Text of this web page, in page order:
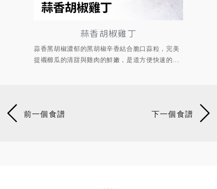
蒜香胡椒雞丁
蒜香黑胡椒濃郁的黑胡椒辛香結合脆口蒜粒，完美
提襯櫛瓜的清甜與雞肉的鮮嫩，是道方便快速的...
拌以孜然風味
現孜然粗曠、